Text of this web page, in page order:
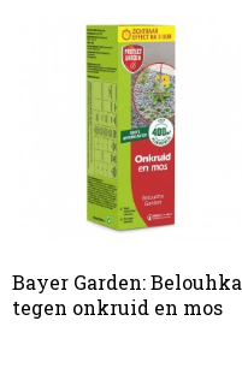
Bayer Garden: Belouhka
tegen onkruid en mos